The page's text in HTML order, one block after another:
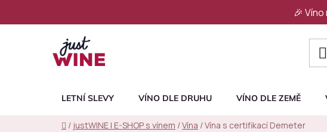
🎉
LETNÍ SLEVY VÍNO DLE DRUHU VÍNO DLE ZEMĚ
Domů
/ justWINE | E-SHOP s vínem /Vína /Vína s certifikací Demeter